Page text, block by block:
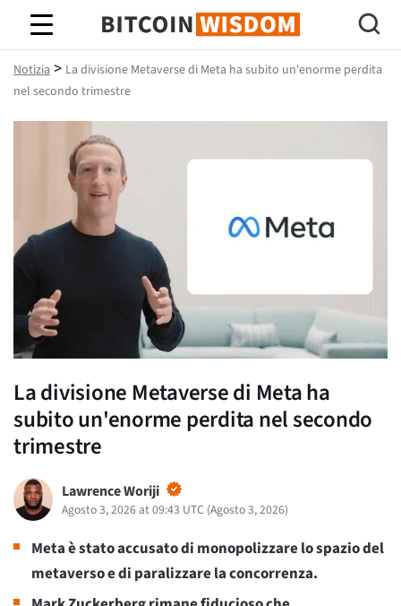
Saggezza Bitcoin
Notizia > La divisione Metaverse di Meta ha subito un'enorme perdita
nel secondo trimestre
La divisione Metaverse di Meta ha
subito un'enorme perdita nel secondo
trimestre
Lawrence Woriji
Agosto 3, 2026 at 09:43 UTC (Agosto 3, 2026)
Meta è stato accusato di monopolizzare lo spazio del
metaverso e di paralizzare la concorrenza.